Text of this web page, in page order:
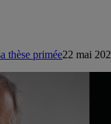
thèse primée22 mai